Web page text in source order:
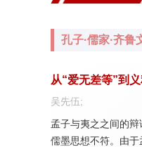
孔子·儒家·齐鲁
从“爱无差等”到
吴先伍;
孟子与夷之之间的辩
儒墨思想不符。由